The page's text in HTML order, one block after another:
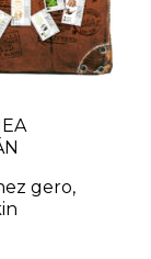
gero,